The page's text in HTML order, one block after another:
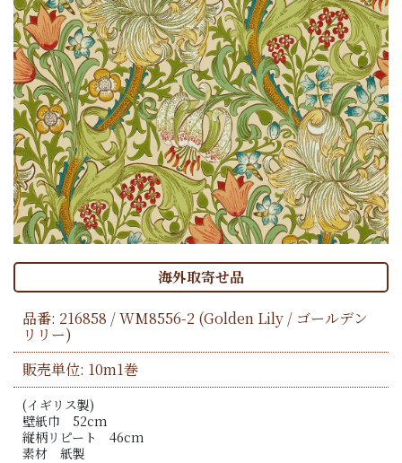
海外取寄せ品
品番: 216858 / WM8556-2 (Golden Lily / ゴールデン
リリー)
販売単位: 10m1巻
(イギリス製)
壁紙巾 52cm
縦柄リピート 46cm
素材 紙製